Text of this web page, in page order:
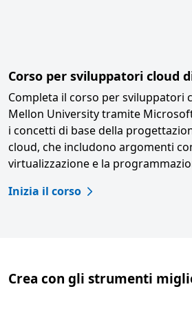
Corso per sviluppatori cloud
Completa il corso per sviluppatori
Mellon University tramite
i concetti di base della
cloud, che includono argomenti
virtualizzazione e la
Inizia il corso
Crea con gli strumenti